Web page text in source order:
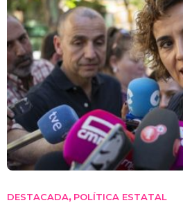
DESTACADA, POLÍTICA ESTATAL